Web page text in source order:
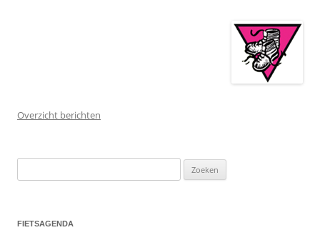
Overzicht berichten
naar:
FIETSAGENDA